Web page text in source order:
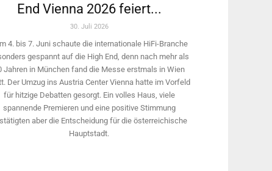
End Vienna 2026 feiert...
30. Juli 2026
4. bis 7. Juni schaute die internationale HiFi-Branche
gespannt auf die High End, denn nach mehr als
Jahren in München fand die Messe erstmals in Wien
Der Umzug ins Austria Center Vienna hatte im Vorfeld
für hitzige Debatten gesorgt. Ein volles Haus, viele
spannende Premieren und eine positive Stimmung
aber die Entscheidung für die österreichische
Hauptstadt.